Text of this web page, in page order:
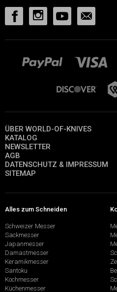
ÜBER WORLD-OF-KNIVES
KATALOG
NEWSLETTER
AGB
DATENSCHUTZ & IMPRESSUM
SITEMAP
Alles zum Schneiden
Schweizer Messer
Sackmesser
Japanmesser
Damastmesser
Keramikmesser
Santoku
Kochmesser
Küchenmesser